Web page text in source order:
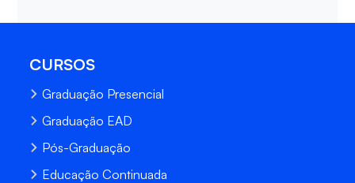
CURSOS
Graduação Presencial
Graduação EAD
Pós-Graduação
Educação Continuada